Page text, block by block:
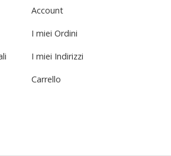
Account
I miei Ordini
I miei Indirizzi
Carrello